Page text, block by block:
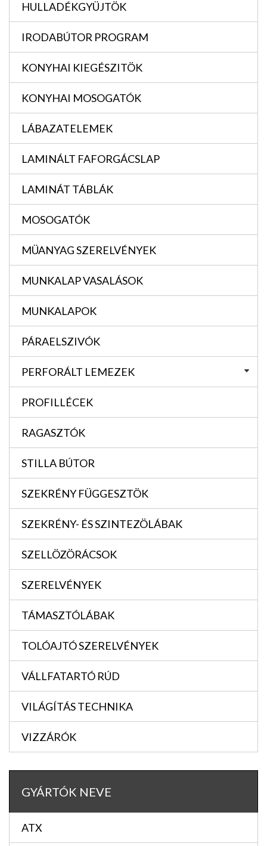
HULLADÉKGYÜJTÖK
IRODABÚTOR PROGRAM
KONYHAI KIEGÉSZITÖK
KONYHAI MOSOGATÓK
LÁBAZATELEMEK
LAMINÁLT FAFORGÁCSLAP
LAMINÁT TÁBLÁK
MOSOGATÓK
MÜANYAG SZERELVÉNYEK
MUNKALAP VASALÁSOK
MUNKALAPOK
PÁRAELSZIVÓK
PERFORÁLT LEMEZEK
PROFILLÉCEK
RAGASZTÓK
STILLA BÚTOR
SZEKRÉNY FÜGGESZTÖK
SZEKRÉNY- ÉS SZINTEZÖLÁBAK
SZELLÖZÖRÁCSOK
SZERELVÉNYEK
TÁMASZTÓLÁBAK
TOLÓAJTÓ SZERELVÉNYEK
VÁLLFATARTÓ RÚD
VILÁGÍTÁS TECHNIKA
VIZZÁRÓK
GYÁRTÓK NEVE
ATX